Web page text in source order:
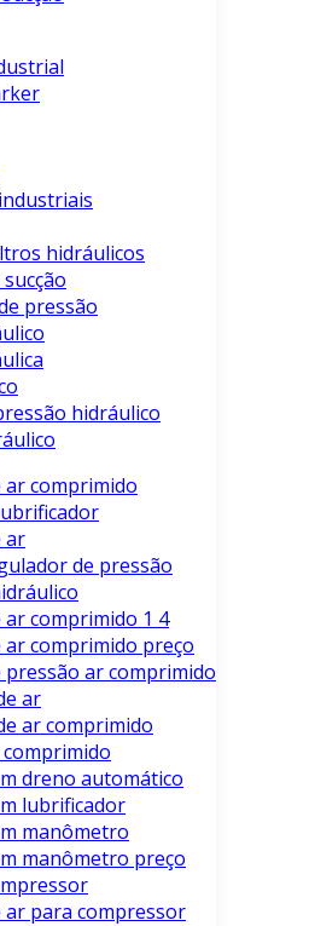
hidráulicos
pressão
hidráulico
comprimido
ar
de pressão
comprimido 1 4
comprimido preço
ar comprimido
ar
ar comprimido
dreno automático
lubrificador
manômetro
manômetro preço
para compressor